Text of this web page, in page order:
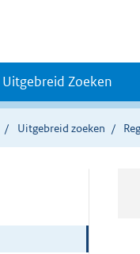
Uitgebreid Zoeken
Uitgebreid zoeken